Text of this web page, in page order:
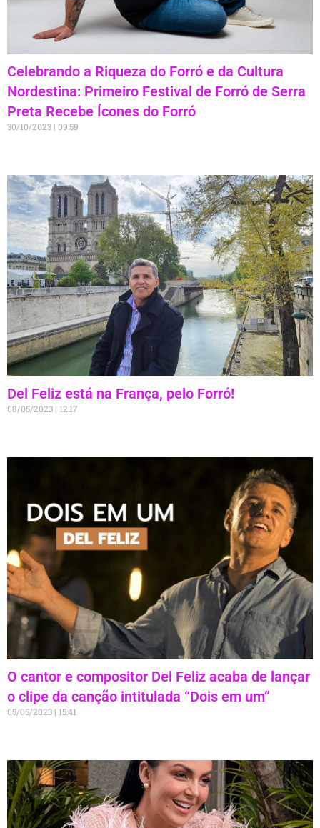
Celebrando a Riqueza do Forró e da Cultura
Nordestina: Primeiro Festival de Forró de Serra
Preta Recebe Ícones do Forró
30/10/2023 09:59
Del Feliz está na França, pelo Forró!
08/05/2023 12:17
O cantor e compositor Del Feliz acaba de lançar
o clipe da canção intitulada “Dois em um”
05/05/2023 15:41